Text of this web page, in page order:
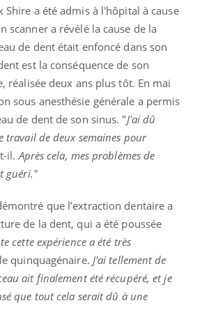
Shire a été admis à l'hôpital à cause
scanner a révélé la cause de la
de dent était enfoncé dans son
est la conséquence de son
réalisée deux ans plus tôt. En mai
sous anesthésie générale a permis
de dent de son sinus. "J'ai dû
travail de deux semaines pour
il. Après cela, mes problèmes de
guéri."
que l’extraction dentaire a
de la dent, qui a été poussée
cette expérience a été très
quinquagénaire. J'ai tellement de
ait finalement été récupéré, et je
que tout cela serait dû à une